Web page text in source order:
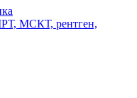
МСКТ, рентген,